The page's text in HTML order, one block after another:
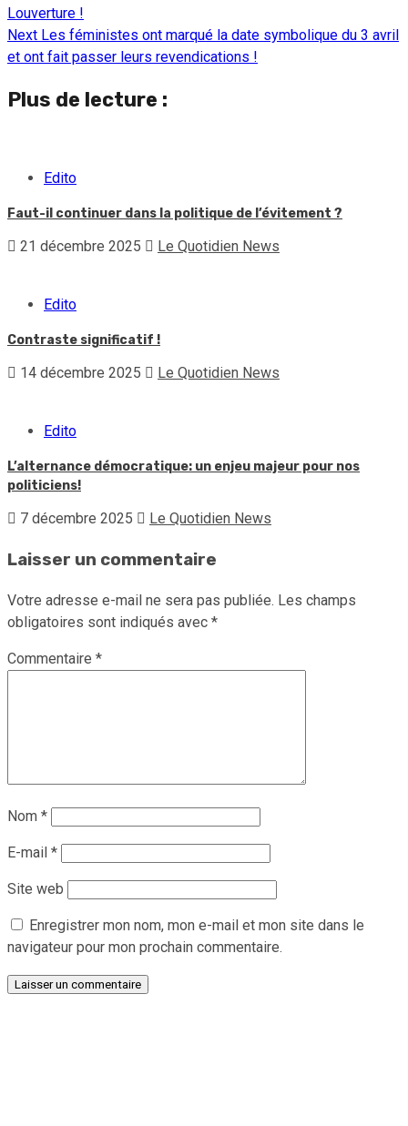
Reading
Louverture !
Next Les féministes ont marqué la date symbolique du 3 avril
et ont fait passer leurs revendications !
Plus de lecture :
Edito
Faut-il continuer dans la politique de l’évitement ?
21 décembre 2025 Le Quotidien News
Edito
Contraste significatif !
14 décembre 2025 Le Quotidien News
Edito
L’alternance démocratique: un enjeu majeur pour nos
politiciens!
7 décembre 2025 Le Quotidien News
Laisser un commentaire
Votre adresse e-mail ne sera pas publiée. Les champs
obligatoires sont indiqués avec *
Commentaire *
Nom *
E-mail *
Site web
Enregistrer mon nom, mon e-mail et mon site dans le
navigateur pour mon prochain commentaire.